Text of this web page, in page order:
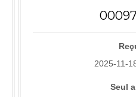
2025-11-
Seul